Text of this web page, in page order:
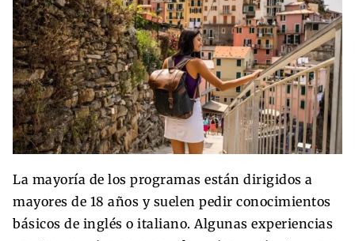
La mayoría de los programas están dirigidos a
mayores de 18 años y suelen pedir conocimientos
básicos de inglés o italiano. Algunas experiencias